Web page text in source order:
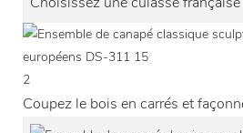
2
Coupez le bois en carrés et